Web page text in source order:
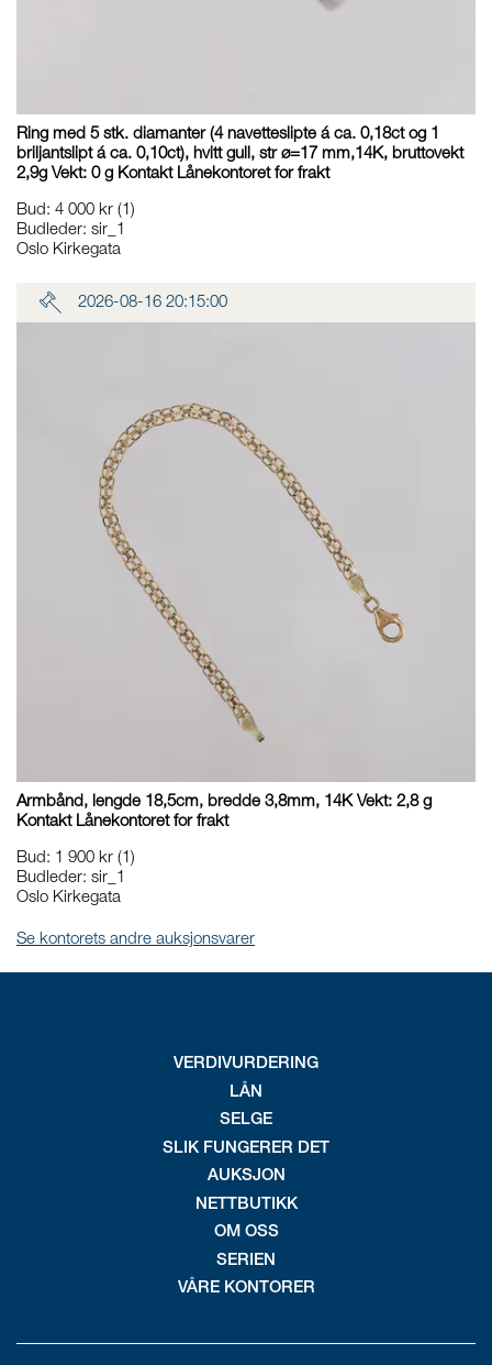
Ring med 5 stk. diamanter (4 navetteslipte á ca. 0,18ct og 1
briljantslipt á ca. 0,10ct), hvitt gull, str ø=17 mm,14K, bruttovekt
2,9g Vekt: 0 g Kontakt Lånekontoret for frakt
Bud: 4 000 kr (1)
Budleder: sir_1
Oslo Kirkegata
2026-08-16 20:15:00
Armbånd, lengde 18,5cm, bredde 3,8mm, 14K Vekt: 2,8 g
Kontakt Lånekontoret for frakt
Bud: 1 900 kr (1)
Budleder: sir_1
Oslo Kirkegata
Se kontorets andre auksjonsvarer
VERDIVURDERING
LÅN
SELGE
SLIK FUNGERER DET
AUKSJON
NETTBUTIKK
OM OSS
SERIEN
VÅRE KONTORER